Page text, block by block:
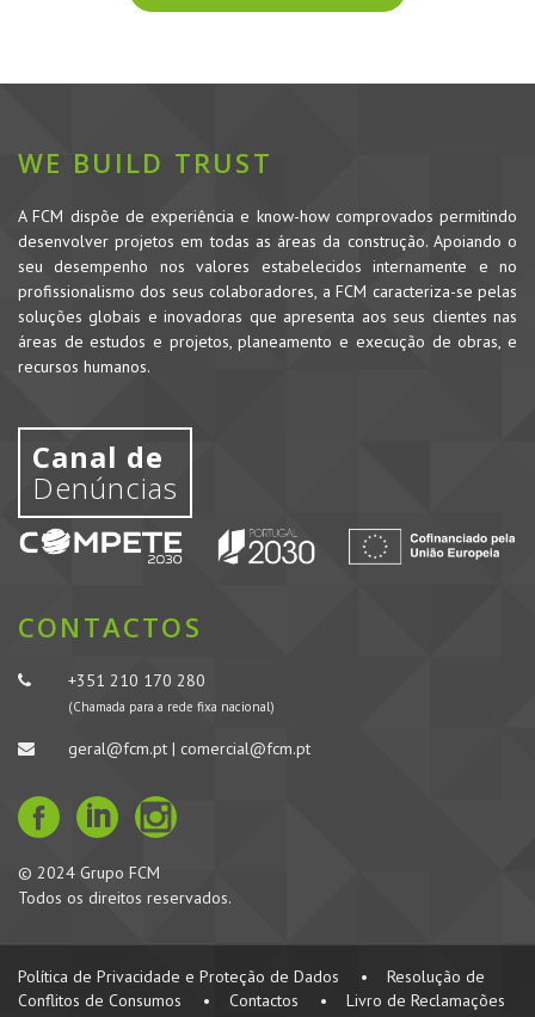
WE BUILD TRUST
A FCM dispõe de experiência e know-how comprovados permitindo
desenvolver projetos em todas as áreas da construção. Apoiando o
seu desempenho nos valores estabelecidos internamente e no
profissionalismo dos seus colaboradores, a FCM caracteriza-se pelas
soluções globais e inovadoras que apresenta aos seus clientes nas
áreas de estudos e projetos, planeamento e execução de obras, e
recursos humanos.
Canal de
Denúncias
CONTACTOS
+351 210 170 280
(Chamada para a rede fixa nacional)
geral@fcm.pt | comercial@fcm.pt
© 2024 Grupo FCM
Todos os direitos reservados.
Política de Privacidade e Proteção de Dados •
Resolução de
Conflitos de Consumos
• Contactos • Livro de Reclamações